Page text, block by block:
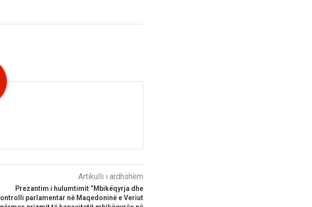
Artikulli i ardhshëm
Prezantim i hulumtimit “Mbikëqyrja dhe
parlamentar në Maqedoninë e Veriut